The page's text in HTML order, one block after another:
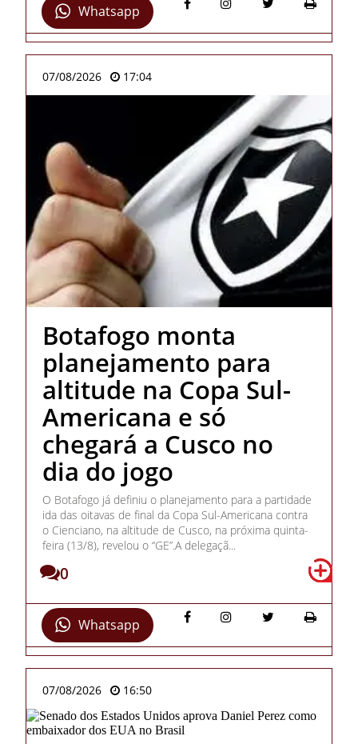
Whatsapp
07/08/2026 17:04
Botafogo monta
planejamento para
altitude na Copa Sul-
Americana e só
chegará a Cusco no
dia do jogo
O Botafogo já definiu o planejamento para a partidade
ida das oitavas de final da Copa Sul-Americana contra
o Cienciano, na altitude de Cusco, na próxima quinta-
feira (13/8), revelou o “GE”.A delegaçã...
0
Whatsapp
07/08/2026 16:50